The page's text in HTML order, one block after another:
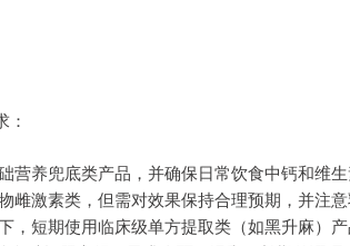
营养兜底类产品，并确保日常饮食中钙和维
雌激素类，但需对效果保持合理预期，并注
，短期使用临床级单方提取类（如黑升麻）